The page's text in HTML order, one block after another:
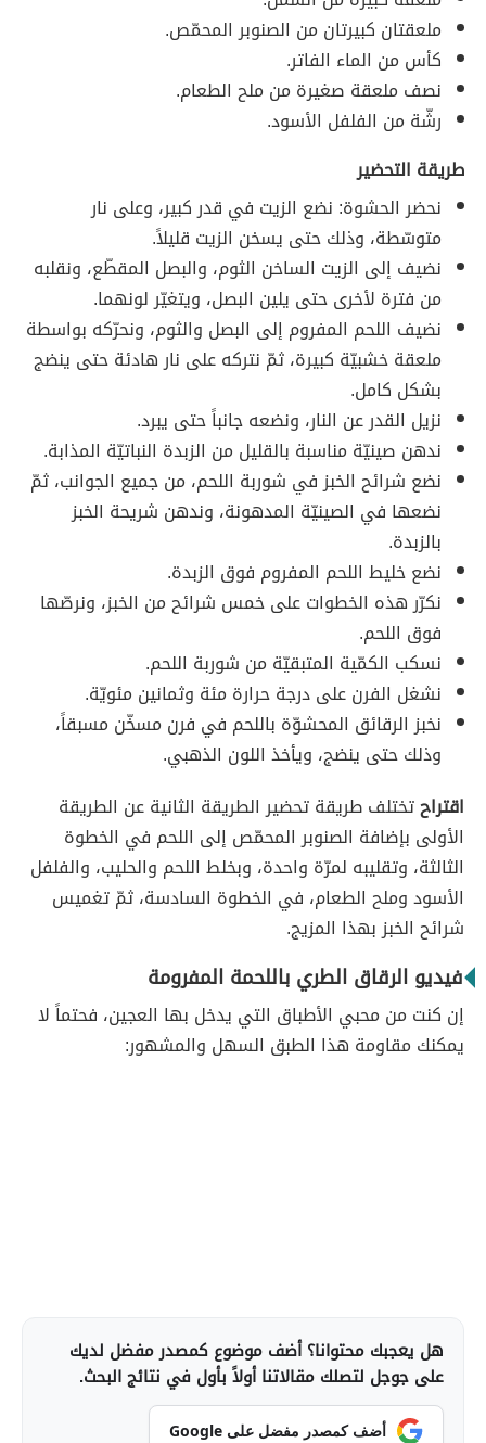
ملعقتان كبيرتان من الصنوبر المحمّص.
كأس من الماء الفاتر.
نصف ملعقة صغيرة من ملح الطعام.
رشّة من الفلفل الأسود.
طريقة التحضير
نحضر الحشوة: نضع الزيت في قدر كبير، وعلى نار
متوسّطة، وذلك حتى يسخن الزيت قليلاً.
نضيف إلى الزيت الساخن الثوم، والبصل المقطّع، ونقلبه
من فترة لأخرى حتى يلين البصل، ويتغيّر لونهما.
نضيف اللحم المفروم إلى البصل والثوم، ونحرّكه بواسطة
ملعقة خشبيّة كبيرة، ثمّ نتركه على نار هادئة حتى ينضج
بشكل كامل.
نزيل القدر عن النار، ونضعه جانباً حتى يبرد.
ندهن صينيّة مناسبة بالقليل من الزبدة النباتيّة المذابة.
نضع شرائح الخبز في شوربة اللحم، من جميع الجوانب، ثمّ
نضعها في الصينيّة المدهونة، وندهن شريحة الخبز
بالزبدة.
نضع خليط اللحم المفروم فوق الزبدة.
نكرّر هذه الخطوات على خمس شرائح من الخبز، ونرصّها
فوق اللحم.
نسكب الكمّية المتبقيّة من شوربة اللحم.
نشغل الفرن على درجة حرارة مئة وثمانين مئويّة.
نخبز الرقائق المحشوّة باللحم في فرن مسخّن مسبقاً،
وذلك حتى ينضج، ويأخذ اللون الذهبي.
اقتراحتختلف طريقة تحضير الطريقة الثانية عن الطريقة
الأولى بإضافة الصنوبر المحمّص إلى اللحم في الخطوة
الثالثة، وتقليبه لمرّة واحدة، وبخلط اللحم والحليب، والفلفل
الأسود وملح الطعام، في الخطوة السادسة، ثمّ تغميس
شرائح الخبز بهذا المزيج.
فيديو الرقاق الطري باللحمة المفرومة
إن كنت من محبي الأطباق التي يدخل بها العجين، فحتماً لا
يمكنك مقاومة هذا الطبق السهل والمشهور:
هل يعجبك محتوانا؟ أضف موضوع كمصدر مفضل لديك
على جوجل لتصلك مقالاتنا أولاً بأول في نتائج البحث.
أضف كمصدر مفضل على Google